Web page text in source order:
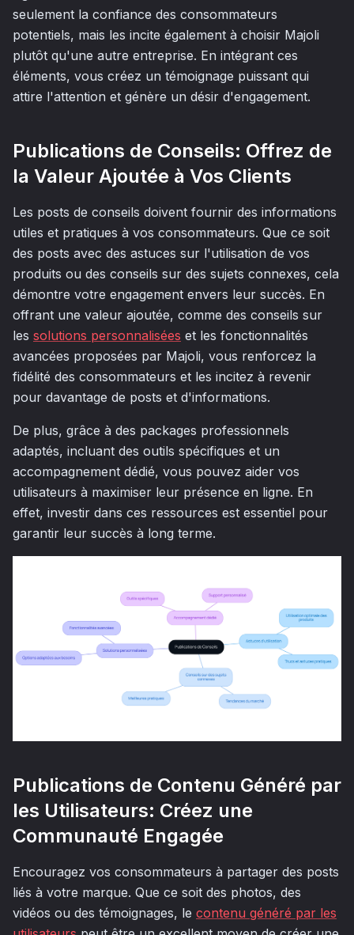
seulement la confiance des consommateurs
potentiels, mais les incite également à choisir Majoli
plutôt qu'une autre entreprise. En intégrant ces
éléments, vous créez un témoignage puissant qui
attire l'attention et génère un désir d'engagement.
Publications de Conseils: Offrez de
la Valeur Ajoutée à Vos Clients
Les posts de conseils doivent fournir des informations
utiles et pratiques à vos consommateurs. Que ce soit
des posts avec des astuces sur l'utilisation de vos
produits ou des conseils sur des sujets connexes, cela
démontre votre engagement envers leur succès. En
offrant une valeur ajoutée, comme des conseils sur
les solutions personnalisées et les fonctionnalités
avancées proposées par Majoli, vous renforcez la
fidélité des consommateurs et les incitez à revenir
pour davantage de posts et d'informations.
De plus, grâce à des packages professionnels
adaptés, incluant des outils spécifiques et un
accompagnement dédié, vous pouvez aider vos
utilisateurs à maximiser leur présence en ligne. En
effet, investir dans ces ressources est essentiel pour
garantir leur succès à long terme.
Publications de Contenu Généré par
les Utilisateurs: Créez une
Communauté Engagée
Encouragez vos consommateurs à partager des posts
liés à votre marque. Que ce soit des photos, des
vidéos ou des témoignages, le contenu généré par les